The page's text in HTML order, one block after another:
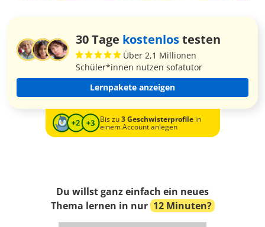
30 Tage kostenlostesten
Über 2,1 Millionen
Schüler*innen nutzen sofatutor
Lernpakete anzeigen
Bis zu3 Geschwisterprofilein
einem Account anlegen
Du willst ganz einfach ein neues
Thema lernen in nur 12 Minuten?